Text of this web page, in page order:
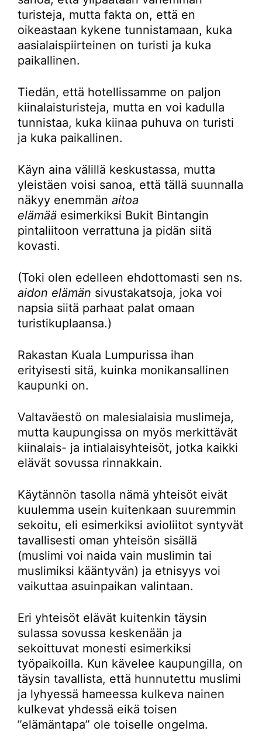
turisteja, mutta fakta on, että en
oikeastaan kykene tunnistamaan, kuka
aasialaispiirteinen on turisti ja kuka
paikallinen.
Tiedän, että hotellissamme on paljon
kiinalaisturisteja, mutta en voi kadulla
tunnistaa, kuka kiinaa puhuva on turisti
ja kuka paikallinen.
Käyn aina välillä keskustassa, mutta
yleistäen voisi sanoa, että tällä suunnalla
näkyy enemmän aitoa
elämää esimerkiksi Bukit Bintangin
pintaliitoon verrattuna ja pidän siitä
kovasti.
(Toki olen edelleen ehdottomasti sen ns.
aidon elämän sivustakatsoja, joka voi
napsia siitä parhaat palat omaan
turistikuplaansa.)
Rakastan Kuala Lumpurissa ihan
erityisesti sitä, kuinka monikansallinen
kaupunki on.
Valtaväestö on malesialaisia muslimeja,
mutta kaupungissa on myös merkittävät
kiinalais- ja intialaisyhteisöt, jotka kaikki
elävät sovussa rinnakkain.
Käytännön tasolla nämä yhteisöt eivät
kuulemma usein kuitenkaan suuremmin
sekoitu, eli esimerkiksi avioliitot syntyvät
tavallisesti oman yhteisön sisällä
(muslimi voi naida vain muslimin tai
muslimiksi kääntyvän) ja etnisyys voi
vaikuttaa asuinpaikan valintaan.
Eri yhteisöt elävät kuitenkin täysin
sulassa sovussa keskenään ja
sekoittuvat monesti esimerkiksi
työpaikoilla. Kun kävelee kaupungilla, on
täysin tavallista, että hunnutettu muslimi
ja lyhyessä hameessa kulkeva nainen
kulkevat yhdessä eikä toisen
”elämäntapa” ole toiselle ongelma.